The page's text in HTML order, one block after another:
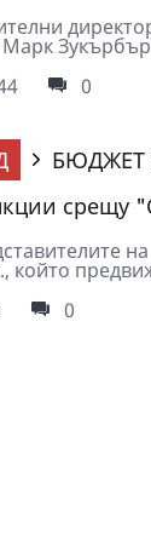
0
срещу
който
0